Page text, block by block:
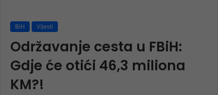
BiH Vijesti
Održavanje cesta u FBiH:
Gdje će otići 46,3 miliona
KM?!